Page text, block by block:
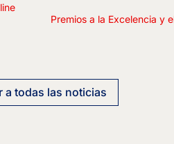
Premios a la Excelencia y
a todas las noticias